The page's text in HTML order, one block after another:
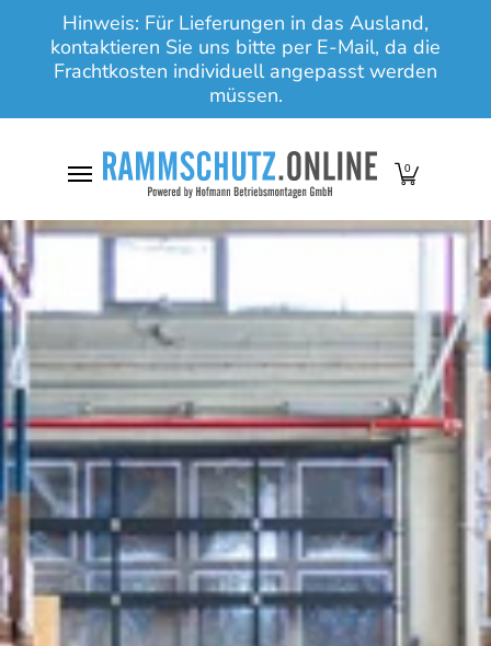
Zum Hauptinhalt springen
Hinweis: Für Lieferungen in das Ausland,
kontaktieren Sie uns bitte per E-Mail, da die
Frachtkosten individuell angepasst werden
müssen.
0